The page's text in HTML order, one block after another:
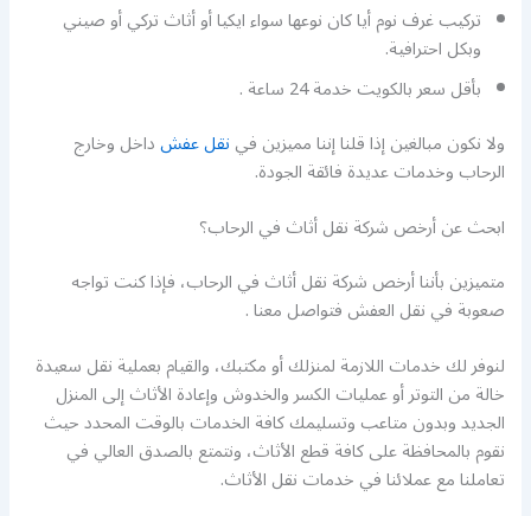
تركيب غرف نوم أيا كان نوعها سواء ايكيا أو أثاث تركي أو صيني
وبكل احترافية.
بأقل سعر بالكويت خدمة 24 ساعة .
ولا نكون مبالغين إذا قلنا إننا مميزين فينقل عفشداخل وخارج
الرحاب وخدمات عديدة فائقة الجودة.
ابحث عن أرخص شركة نقل أثاث في الرحاب؟
متميزين بأننا أرخص شركة نقل أثاث في الرحاب، فإذا كنت تواجه
صعوبة في نقل العفش فتواصل معنا .
لنوفر لك خدمات اللازمة لمنزلك أو مكتبك، والقيام بعملية نقل سعيدة
خالة من التوتر أو عمليات الكسر والخدوش وإعادة الأثاث إلى المنزل
الجديد وبدون متاعب وتسليمك كافة الخدمات بالوقت المحدد حيث
نقوم بالمحافظة على كافة قطع الأثاث، ونتمتع بالصدق العالي في
تعاملنا مع عملائنا في خدمات نقل الأثاث.